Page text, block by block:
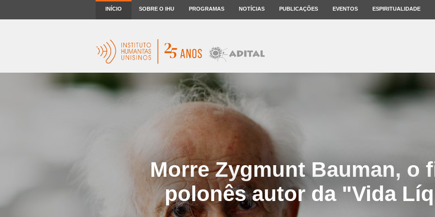
INÍCIO SOBRE O IHU PROGRAMAS NOTÍCIAS PUBLICAÇÕES EVENTOS ESPIRITUALIDADE
Morre Zygmunt Bauman, o
polonês autor da "Vida